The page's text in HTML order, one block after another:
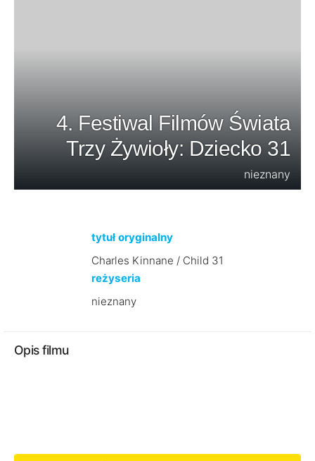
4. Festiwal Filmów Świata
Trzy Żywioły: Dziecko 31
nieznany
tytuł oryginalny
Charles Kinnane / Child 31
reżyseria
nieznany
Opis filmu